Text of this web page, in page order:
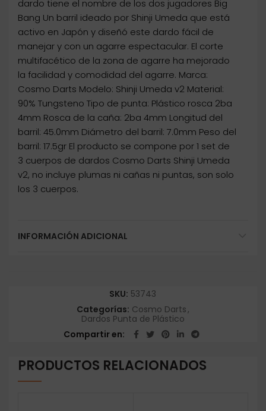
dardo tiene el nombre de los dos jugadores Big
Bang Un barril ideado por Shinji Umeda que está
activo en Japón y diseñó este dardo fácil de
manejar y con un agarre espectacular. El corte
multifacético de la zona de agarre ha mejorado
la facilidad y comodidad del agarre. Marca:
Cosmo Darts Modelo: Shinji Umeda v2 Material:
90% Tungsteno Tipo de punta: Plástico rosca 2ba
4mm Rosca de la caña: 2ba 4mm Longitud del
barril: 45.0mm Diámetro del barril: 7.0mm Peso del
barril: 17.5gr El producto se compone por 1 set de
3 cuerpos de dardos Cosmo Darts Shinji Umeda
v2, no incluye plumas ni cañas ni puntas, son solo
los 3 cuerpos.
INFORMACIÓN ADICIONAL
SKU: 53743
Categorías: Cosmo Darts,
Dardos Punta de Plástico
Compartir en
PRODUCTOS RELACIONADOS